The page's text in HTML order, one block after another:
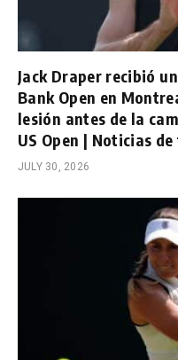
Jack Draper recibió
Bank Open en
lesión antes de la
US Open | Noticias
JULY 30, 2026